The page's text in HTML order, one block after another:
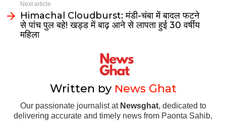
Next article
Himachal Cloudburst: मंडी-चंबा में बादल फटने
से पांच पुल बहे! खड्ड में बाढ़ आने से लापता हुई 30 वर्षीय
महिला
Written by News Ghat
Our passionate journalist at Newsghat, dedicated to
delivering accurate and timely news from Paonta Sahib,